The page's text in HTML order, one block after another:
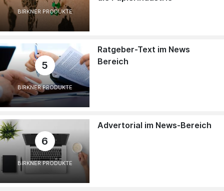
BIRKNER PRODUKTE
5
BIRKNER PRODUKTE
Ratgeber-Text im News
Bereich
6
BIRKNER PRODUKTE
Advertorial im News-Bereich